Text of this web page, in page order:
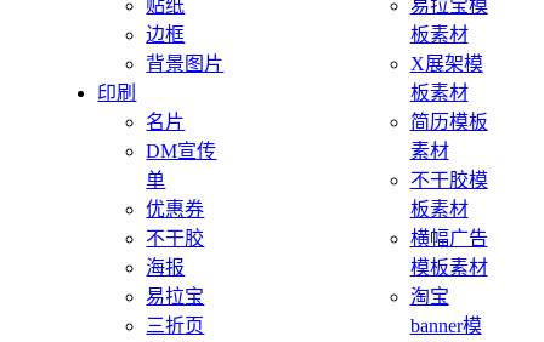
贴纸
边框
背景图片
印刷
名片
DM宣传
单
优惠券
不干胶
海报
易拉宝
三折页
易拉宝模
板素材
X展架模
板素材
简历模板
素材
不干胶模
板素材
横幅广告
模板素材
淘宝
banner模